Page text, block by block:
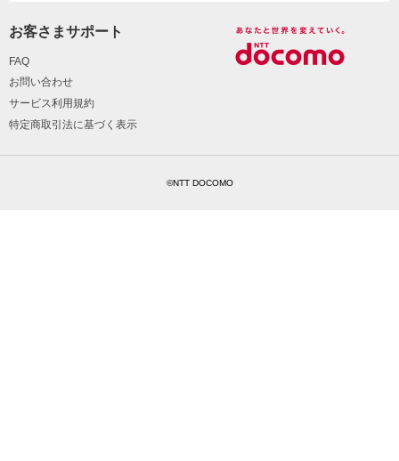
お客さまサポート
FAQ
お問い合わせ
サービス利用規約
特定商取引法に基づく表示
©NTT DOCOMO